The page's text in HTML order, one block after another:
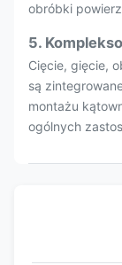
obróbki
5.
Cięcie, gięcie,
są
montażu
ogólnych